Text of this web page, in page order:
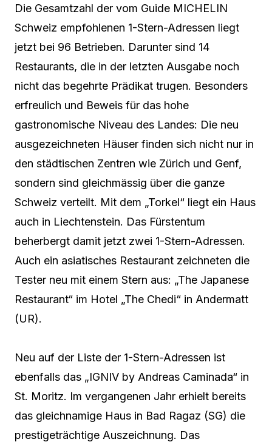
Die Gesamtzahl der vom Guide MICHELIN
Schweiz empfohlenen 1-Stern-Adressen liegt
jetzt bei 96 Betrieben. Darunter sind 14
Restaurants, die in der letzten Ausgabe noch
nicht das begehrte Prädikat trugen. Besonders
erfreulich und Beweis für das hohe
gastronomische Niveau des Landes: Die neu
ausgezeichneten Häuser finden sich nicht nur in
den städtischen Zentren wie Zürich und Genf,
sondern sind gleichmässig über die ganze
Schweiz verteilt. Mit dem „Torkel“ liegt ein Haus
auch in Liechtenstein. Das Fürstentum
beherbergt damit jetzt zwei 1-Stern-Adressen.
Auch ein asiatisches Restaurant zeichneten die
Tester neu mit einem Stern aus: „The Japanese
Restaurant“ im Hotel „The Chedi“ in Andermatt
(UR).
Neu auf der Liste der 1-Stern-Adressen ist
ebenfalls das „IGNIV by Andreas Caminada“ in
St. Moritz. Im vergangenen Jahr erhielt bereits
das gleichnamige Haus in Bad Ragaz (SG) die
prestigeträchtige Auszeichnung. Das